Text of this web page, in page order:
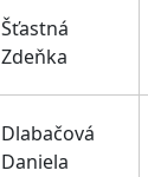
Šťastná
Zdeňka
Dlabačová
Daniela